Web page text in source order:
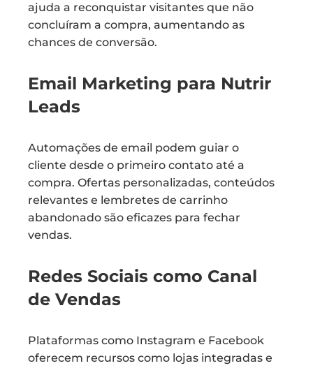
ajuda a reconquistar visitantes que não
concluíram a compra, aumentando as
chances de conversão.
Email Marketing para Nutrir
Leads
Automações de email podem guiar o
cliente desde o primeiro contato até a
compra. Ofertas personalizadas, conteúdos
relevantes e lembretes de carrinho
abandonado são eficazes para fechar
vendas.
Redes Sociais como Canal
de Vendas
Plataformas como Instagram e Facebook
oferecem recursos como lojas integradas e